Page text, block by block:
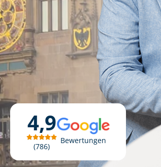
4,9
786
Bewertungen